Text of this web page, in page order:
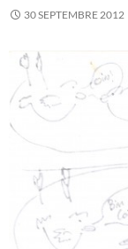
30 SEPTEMBRE 2012